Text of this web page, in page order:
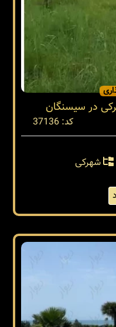
کد: 37136
شهرکی